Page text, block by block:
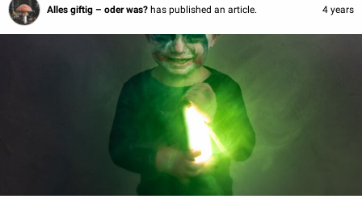
Alles giftig – oder was? has published an article. 4 years